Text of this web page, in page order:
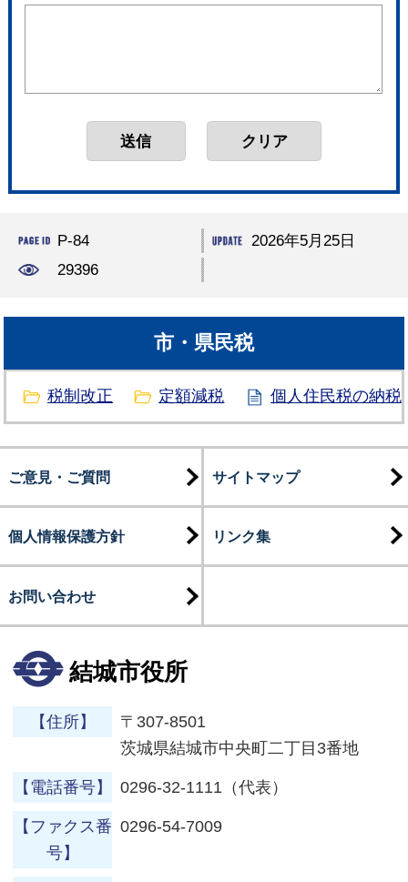
P-84
2026年5月25日
29396
市・県民税
税制改正 定額減税 個人住民税の納税
ご意見・ご質問 サイトマップ
個人情報保護方針 リンク集
お問い合わせ
結城市役所
【住所】
〒307-8501
茨城県結城市中央町二丁目3番地
【電話番号】 0296-32-1111（代表）
【ファクス番
号】
0296-54-7009